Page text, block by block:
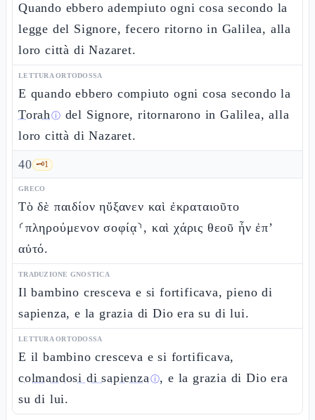
Quando ebbero adempiuto ogni cosa secondo la
legge del Signore, fecero ritorno in Galilea, alla
loro città di Nazaret.
LETTURA ORTODOSSA
E quando ebbero compiuto ogni cosa secondo la
Torahⓘ del Signore, ritornarono in Galilea, alla
loro città di Nazaret.
40 🗝️1
GRECO
Τὸ δὲ παιδίον ηὔξανεν καὶ ἐκραταιοῦτο
⸂πληρούμενον σοφίᾳ⸃, καὶ χάρις θεοῦ ἦν ἐπ’
αὐτό.
TRADUZIONE GNOSTICA
Il bambino cresceva e si fortificava, pieno di
sapienza, e la grazia di Dio era su di lui.
LETTURA ORTODOSSA
E il bambino cresceva e si fortificava,
colmandosi di sapienzaⓘ, e la grazia di Dio era
su di lui.